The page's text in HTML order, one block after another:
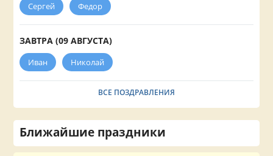
Сергей Федор
ЗАВТРА (09 АВГУСТА)
Иван Николай
ВСЕ ПОЗДРАВЛЕНИЯ
Ближайшие праздники